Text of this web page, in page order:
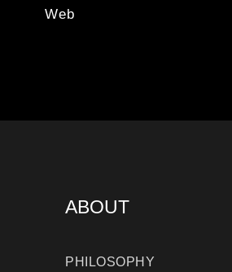
Web
ABOUT
PHILOSOPHY